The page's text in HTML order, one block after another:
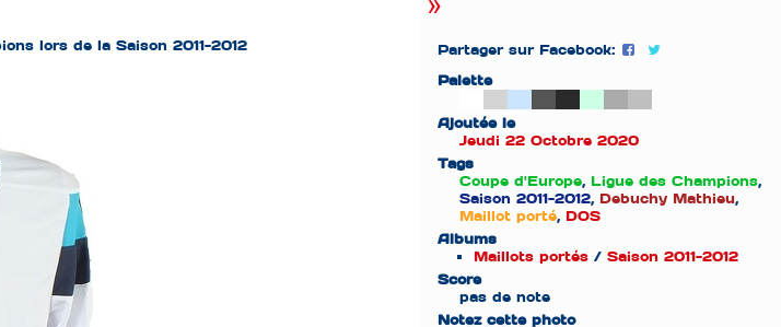
lors de la Saison 2011-2012
Partager sur Facebook:
Palette
Ajoutée le
Jeudi 22 Octobre 2020
Tags
Coupe d'Europe, Ligue des Champions,
Saison 2011-2012, Debuchy Mathieu,
Maillot porté, DOS
Albums
Maillots portés/ Saison 2011-2012
Score
pas de note
Notez cette photo